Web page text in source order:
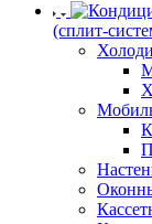
(сплит-